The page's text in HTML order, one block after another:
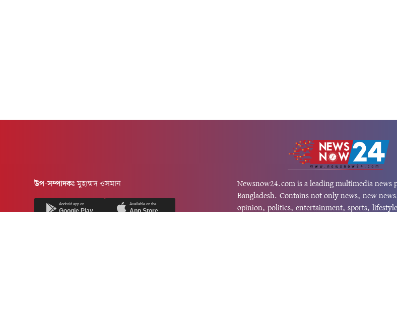
উপ-সম্পাদকঃমুহাম্মদ ওসমান
Android app on
Google Play
Available on the
App Store
Newsnow24.com is a leading multimedia news
Bangladesh. Contains not only news, new
opinion, politics, entertainment, sports,